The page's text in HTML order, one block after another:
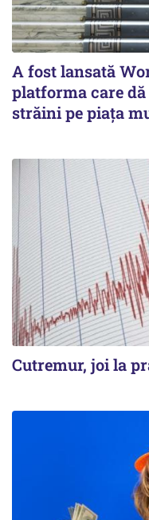
A fost lansată
platforma care
străini pe piața
Cutremur, joi la